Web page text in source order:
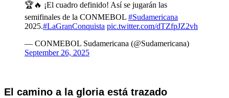
🏆🔥 ¡El cuadro definido! Así se jugarán las
semifinales de la CONMEBOL #Sudamericana
2025.#LaGranConquista pic.twitter.com/dTZfpJZ2vh
— CONMEBOL Sudamericana (@Sudamericana)
September 26, 2025
El camino a la gloria está trazado